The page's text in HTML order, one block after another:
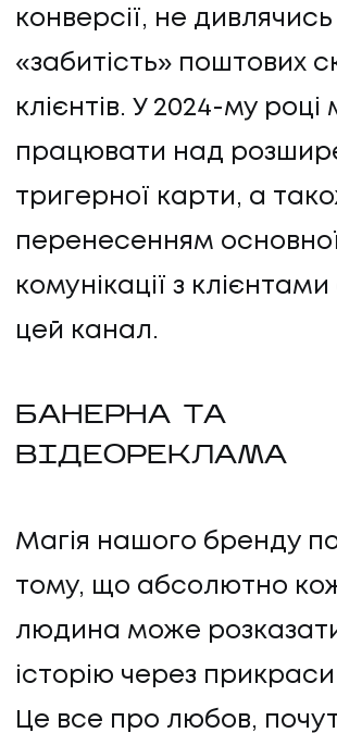
конверсії, не
«забитість» поштових
клієнтів. У 2024-му
працювати над
тригерної карти, а
перенесенням основної
комунікації з
цей канал.
БАНЕРНА ТА
ВІДЕОРЕКЛАМА
Магія нашого бренду
тому, що абсолютно
людина може
історію через
Це все про любов,